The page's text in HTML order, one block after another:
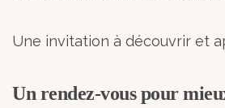
Une invitation à découvrir et
Un rendez-vous pour